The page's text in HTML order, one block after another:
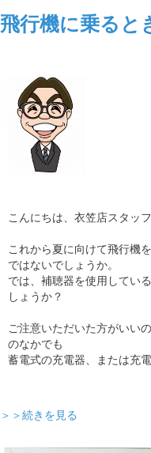
飛行機に乗ると
こんにちは、衣笠店スタッフ
これから夏に向けて飛行機
ではないでしょうか。
では、補聴器を使用してい
しょうか？
ご注意いただいた方がいい
のなかでも
蓄電式の充電器、または充
＞＞続きを見る